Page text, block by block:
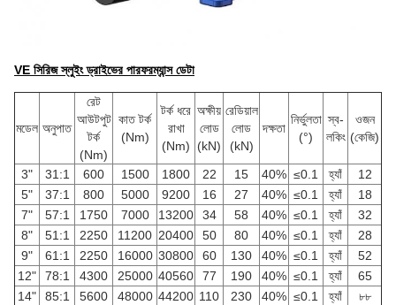
VE সিরিজ স্লুইং ড্রাইভের পারফরম্যান্স ডেটা
মডেল অনুপাত
রেট
আউটপুট
টর্ক
(Nm)
কাত টর্ক
(Nm)
টর্ক ধরে
রাখা
(Nm)
অক্ষীয়
লোড
(kN)
রেডিয়াল
লোড
(kN)
দক্ষতা
নির্ভুলতা
(°)
স্ব-
লকিং
ওজন
(কেজি)
3" 31:1 600 1500 1800 22 15 40% ≤0.1 হ্যাঁ
12
5"
37:1 800 5000 9200 16 27 40% ≤0.1 হ্যাঁ
18
7"
57:1 1750 7000 13200 34 58 40% ≤0.1 হ্যাঁ
32
8"
51:1 2250 11200 20400 50 80 40% ≤0.1 হ্যাঁ
28
9"
61:1 2250 16000 30800 60 130 40% ≤0.1 হ্যাঁ
52
12"
78:1 4300 25000 40560 77 190 40% ≤0.1 হ্যাঁ
65
14"
85:1 5600 48000 44200 110 230 40% ≤0.1 হ্যাঁ
৮৮